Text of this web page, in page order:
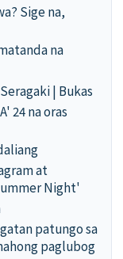
Sige na,
na
| Bukas
24 na oras
at
Night'
patungo sa
paglubog